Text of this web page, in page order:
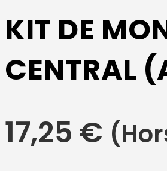
KIT DE
CENTRAL
17,25 €